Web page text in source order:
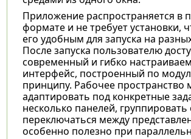
Приложение распространяется в
формате и не требует установки,
его удобным для запуска на
После запуска пользователю
современный и гибко
интерфейс, построенный по
принципу. Рабочее пространство
адаптировать под конкретные
несколько панелей, группировать
переключаться между
особенно полезно при